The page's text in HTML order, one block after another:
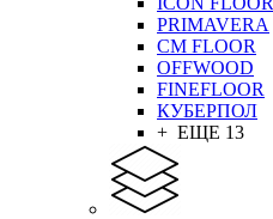
PRIMAVERA
CM FLOOR
OFFWOOD
FINEFLOOR
КУБЕРПОЛ
+ ЕЩЕ 13